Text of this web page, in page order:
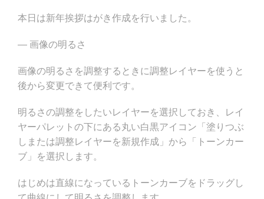
本日は新年挨拶はがき作成を行いました。
— 画像の明るさ
画像の明るさを調整するときに調整レイヤーを使うと
後から変更できて便利です。
明るさの調整をしたいレイヤーを選択しておき、レイ
ヤーパレットの下にある丸い白黒アイコン「塗りつぶ
しまたは調整レイヤーを新規作成」から「トーンカー
ブ」を選択します。
はじめは直線になっているトーンカーブをドラッグし